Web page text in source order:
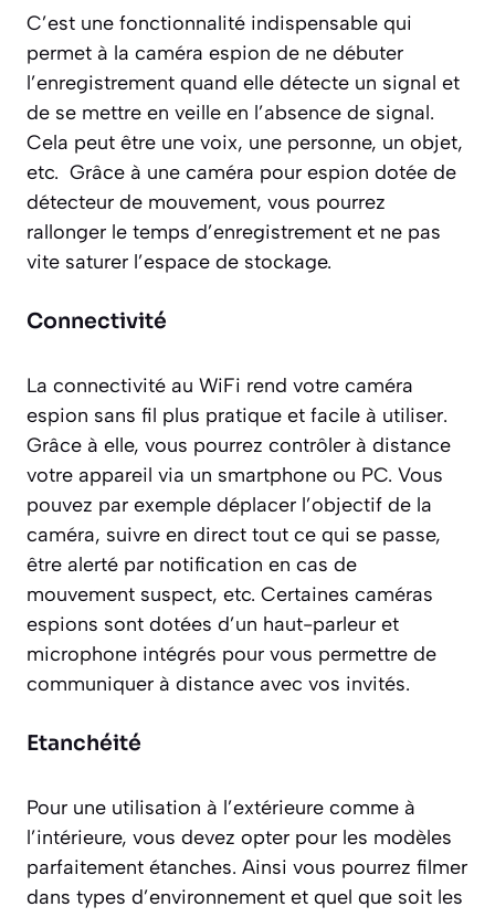
C’est une fonctionnalité indispensable qui
permet à la caméra espion de ne débuter
l’enregistrement quand elle détecte un signal et
de se mettre en veille en l’absence de signal.
Cela peut être une voix, une personne, un objet,
etc. Grâce à une caméra pour espion dotée de
détecteur de mouvement, vous pourrez
rallonger le temps d’enregistrement et ne pas
vite saturer l’espace de stockage.
Connectivité
La connectivité au WiFi rend votre caméra
espion sans fil plus pratique et facile à utiliser.
Grâce à elle, vous pourrez contrôler à distance
votre appareil via un smartphone ou PC. Vous
pouvez par exemple déplacer l’objectif de la
caméra, suivre en direct tout ce qui se passe,
être alerté par notification en cas de
mouvement suspect, etc. Certaines caméras
espions sont dotées d’un haut-parleur et
microphone intégrés pour vous permettre de
communiquer à distance avec vos invités.
Etanchéité
Pour une utilisation à l’extérieure comme à
l’intérieure, vous devez opter pour les modèles
parfaitement étanches. Ainsi vous pourrez filmer
dans types d’environnement et quel que soit les